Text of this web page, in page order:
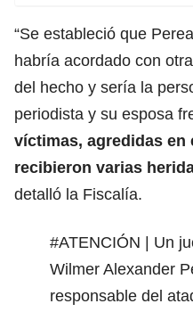
“Se estableció que
habría acordado con
del hecho y sería la
periodista y su esposa
víctimas, agredidas en
recibieron varias
detalló la Fiscalía.
#ATENCIÓN | Un
Wilmer Alexander
responsable del